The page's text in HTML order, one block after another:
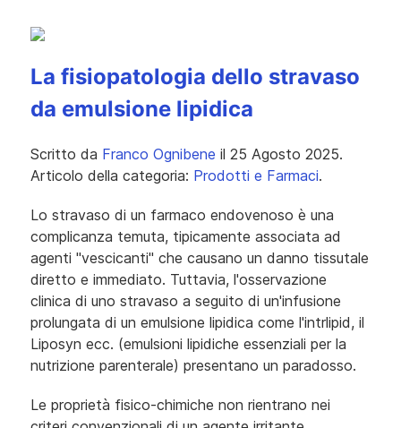
La fisiopatologia dello stravaso
da emulsione lipidica
Scritto da Franco Ognibene il 25 Agosto 2025.
Articolo della categoria: Prodotti e Farmaci.
Lo stravaso di un farmaco endovenoso è una
complicanza temuta, tipicamente associata ad
agenti "vescicanti" che causano un danno tissutale
diretto e immediato. Tuttavia, l'osservazione
clinica di uno stravaso a seguito di un'infusione
prolungata di un emulsione lipidica come l'intrlipid, il
Liposyn ecc. (emulsioni lipidiche essenziali per la
nutrizione parenterale) presentano un paradosso.
Le proprietà fisico-chimiche non rientrano nei